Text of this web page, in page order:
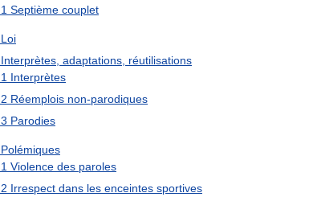
1 Septième couplet
Loi
Interprètes adaptations réutilisations
1 Interprètes
2 Réemplois non-parodiques
3 Parodies
Polémiques
1 Violence des paroles
2 Irrespect dans les enceintes sportives